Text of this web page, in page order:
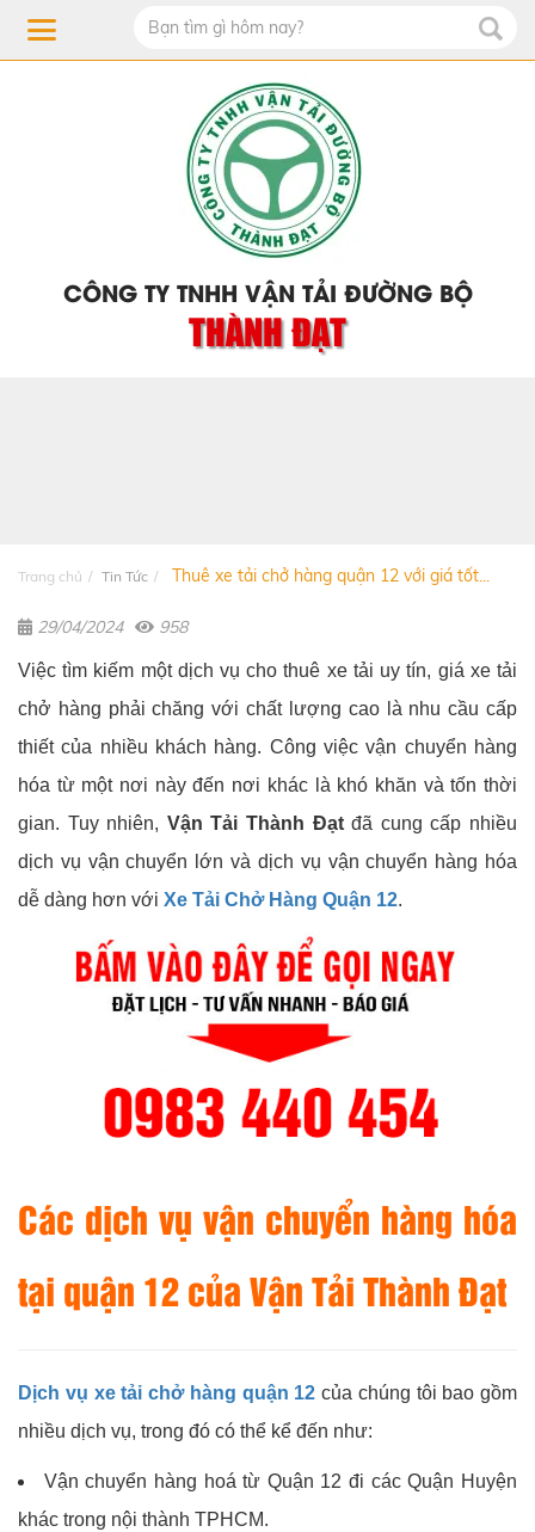
CÔNG TY TNHH VẬN TẢI ĐƯỜNG BỘ
THÀNH ĐẠT
Trang chủ Tin Tức Thuê xe tải chở hàng quận 12 với giá tốt...
29/04/2024 958
Việc tìm kiếm một dịch vụ cho thuê xe tải uy tín, giá xe tải
chở hàng phải chăng với chất lượng cao là nhu cầu cấp
thiết của nhiều khách hàng. Công việc vận chuyển hàng
hóa từ một nơi này đến nơi khác là khó khăn và tốn thời
gian. Tuy nhiên, Vận Tải Thành Đạtđã cung cấp nhiều
dịch vụ vận chuyển lớn và dịch vụ vận chuyển hàng hóa
dễ dàng hơn với Xe Tải Chở Hàng Quận 12.
Các dịch vụ vận chuyển hàng hóa
tại quận 12 của Vận Tải Thành Đạt
Dịch vụ xe tải chở hàng quận 12 của chúng tôi bao gồm
nhiều dịch vụ, trong đó có thể kể đến như:
Vận chuyển hàng hoá từ Quận 12 đi các Quận Huyện
khác trong nội thành TPHCM.